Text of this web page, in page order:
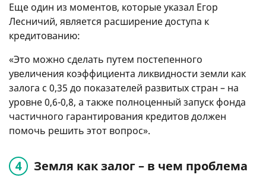
Еще один из моментов, которые указал Егор
Лесничий, является расширение доступа к
кредитованию:
«Это можно сделать путем постепенного
увеличения коэффициента ликвидности земли как
залога с 0,35 до показателей развитых стран – на
уровне 0,6-0,8, а также полноценный запуск фонда
частичного гарантирования кредитов должен
помочь решить этот вопрос».
Земля как залог – в чем проблема